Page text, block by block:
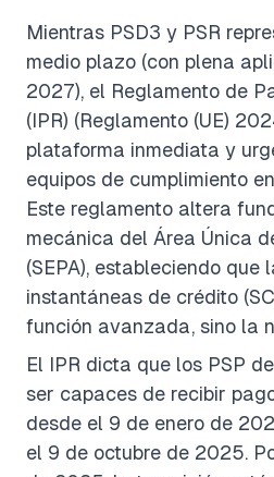
Mientras PSD3 y PSR
medio plazo (con plena
2027), el Reglamento de
(IPR) (Reglamento (UE)
plataforma inmediata y
equipos de cumplimiento
Este reglamento altera
mecánica del Área Única
(SEPA), estableciendo que
instantáneas de crédito
función avanzada, sino la
El IPR dicta que los PSP
ser capaces de recibir
desde el 9 de enero de
el 9 de octubre de 2025.